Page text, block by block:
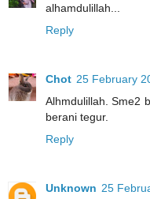
alhamdulillah...
Reply
Chot 25 February
Alhmdulillah. Sme2
berani tegur.
Reply
Unknown 25